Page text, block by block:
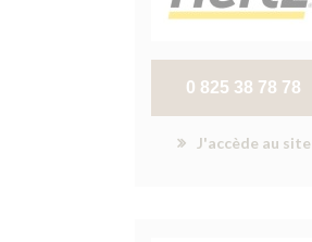
0 825 38 78 78
J'accède au site